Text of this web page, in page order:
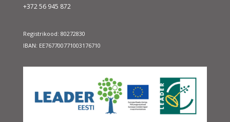
+372 56 945 872
Registrikood: 80272830
IBAN: EE767700771003176710